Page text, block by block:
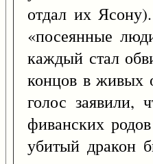
отдал их
«посеянные
каждый стал
концов в живых
голос заявили,
фиванских
убитый дракон